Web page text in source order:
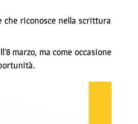
che riconosce nella scrittura
marzo, ma come occasione